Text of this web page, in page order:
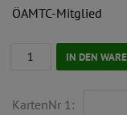
ÖAMTC-Mitglied
IN DEN
KartenNr 1: